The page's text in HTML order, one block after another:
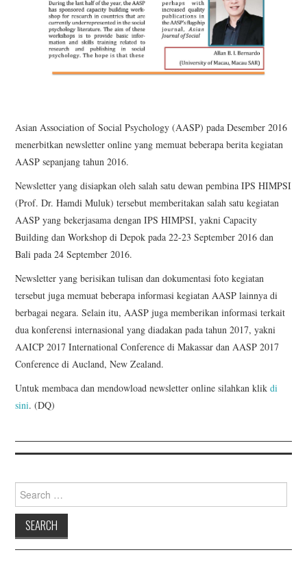
Asian Association of Social Psychology (AASP) pada Desember 2016
menerbitkan newsletter online yang memuat beberapa berita kegiatan
AASP sepanjang tahun 2016.
Newsletter yang disiapkan oleh salah satu dewan pembina IPS HIMPSI
(Prof. Dr. Hamdi Muluk) tersebut memberitakan salah satu kegiatan
AASP yang bekerjasama dengan IPS HIMPSI, yakni Capacity
Building dan Workshop di Depok pada 22-23 September 2016 dan
Bali pada 24 September 2016.
Newsletter yang berisikan tulisan dan dokumentasi foto kegiatan
tersebut juga memuat beberapa informasi kegiatan AASP lainnya di
berbagai negara. Selain itu, AASP juga memberikan informasi terkait
dua konferensi internasional yang diadakan pada tahun 2017, yakni
AAICP 2017 International Conference di Makassar dan AASP 2017
Conference di Aucland, New Zealand.
Untuk membaca dan mendowload newsletter online silahkan klikdi
sini. (DQ)
Search for: